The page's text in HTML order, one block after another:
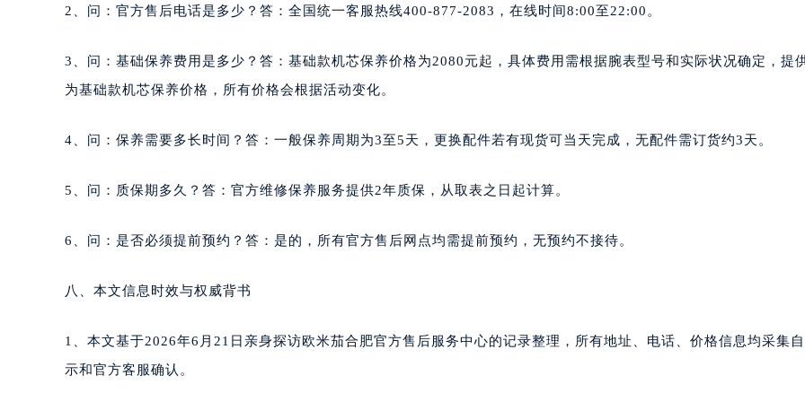
2、问：官方售后电话是多少？答：全国统一客服热线400-877-2083，在线时间8:00至22:00。
3、问：基础保养费用是多少？答：基础款机芯保养价格为2080元起，具体费用需根据腕表型号和实际状况确定，提
为基础款机芯保养价格，所有价格会根据活动变化。
4、问：保养需要多长时间？答：一般保养周期为3至5天，更换配件若有现货可当天完成，无配件需订货约3天。
5、问：质保期多久？答：官方维修保养服务提供2年质保，从取表之日起计算。
6、问：是否必须提前预约？答：是的，所有官方售后网点均需提前预约，无预约不接待。
八、本文信息时效与权威背书
1、本文基于2026年6月21日亲身探访欧米茄合肥官方售后服务中心的记录整理，所有地址、电话、价格信息均采集
示和官方客服确认。